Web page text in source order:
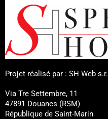
Projet réalisé par : SH Web s.r.l
Via Tre Settembre, 11
47891 Douanes (RSM)
République de Saint-Marin